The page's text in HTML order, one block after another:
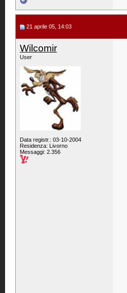
21 aprile 05, 14:03
Wilcomir
User
Data registr.: 03-10-2004
Residenza: Livorno
Messaggi: 2.356